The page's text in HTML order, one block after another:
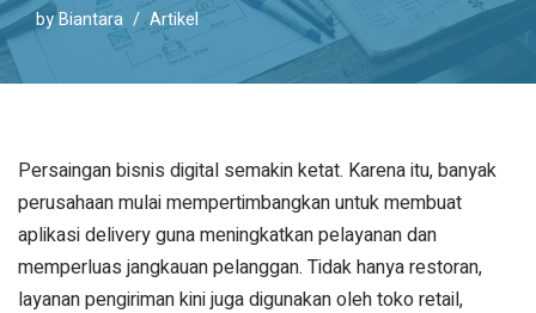
byBiantara Artikel
Persaingan bisnis digital semakin ketat. Karena itu, banyak
perusahaan mulai mempertimbangkan untuk membuat
aplikasi delivery guna meningkatkan pelayanan dan
memperluas jangkauan pelanggan. Tidak hanya restoran,
layanan pengiriman kini juga digunakan oleh toko retail,